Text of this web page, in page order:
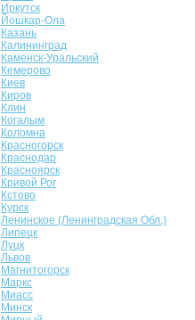
Иркутск
Йошкар-Ола
Казань
Калининград
Каменск-Уральский
Кемерово
Киев
Киров
Клин
Когалым
Коломна
Красногорск
Краснодар
Красноярск
Кривой Рог
Кстово
Курск
Ленинское (Ленинградская Обл.)
Липецк
Луцк
Львов
Магнитогорск
Маркс
Миасс
Минск